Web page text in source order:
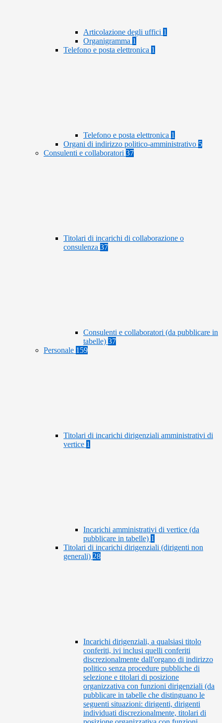
Articolazione degli uffici 1
Organigramma 1
Telefono e posta elettronica 1
Telefono e posta elettronica 1
Organi di indirizzo politico-amministrativo 5
Consulenti e collaboratori 37
Titolari di incarichi di collaborazione o
consulenza 37
Consulenti e collaboratori (da pubblicare in
tabelle) 37
Personale 159
Titolari di incarichi dirigenziali amministrativi di
vertice 1
Incarichi amministrativi di vertice (da
pubblicare in tabelle) 1
Titolari di incarichi dirigenziali (dirigenti non
generali) 28
Incarichi dirigenziali, a qualsiasi titolo
conferiti, ivi inclusi quelli conferiti
discrezionalmente dall'organo di indirizzo
politico senza procedure pubbliche di
selezione e titolari di posizione
organizzativa con funzioni dirigenziali (da
pubblicare in tabelle che distinguano le
seguenti situazioni: dirigenti, dirigenti
individuati discrezionalmente, titolari di